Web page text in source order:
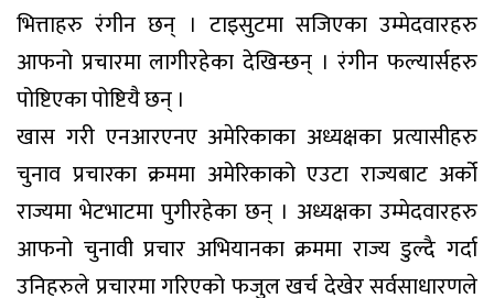
भित्ताहरु रंगीन छन् । टाइसुटमा सजिएका उम्मेदवारहरु
आफनो प्रचारमा लागीरहेका देखिन्छन् । रंगीन फल्यार्सहरु
पोष्टिएका पोष्टियै छन् ।
खास गरी एनआरएनए अमेरिकाका अध्यक्षका प्रत्यासीहरु
चुनाव प्रचारका क्रममा अमेरिकाको एउटा राज्यबाट अर्को
राज्यमा भेटभाटमा पुगीरहेका छन् । अध्यक्षका उम्मेदवारहरु
आफनो चुनावी प्रचार अभियानका क्रममा राज्य डुल्दै गर्दा
उनिहरुले प्रचारमा गरिएको फजुल खर्च देखेर सर्वसाधारणले